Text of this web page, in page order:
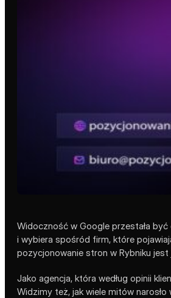
Widoczność w Google przestała
i wybiera spośród firm, które
pozycjonowanie stron w Rybniku
Jako agencja, która według opinii
Widzimy też, jak wiele mitów